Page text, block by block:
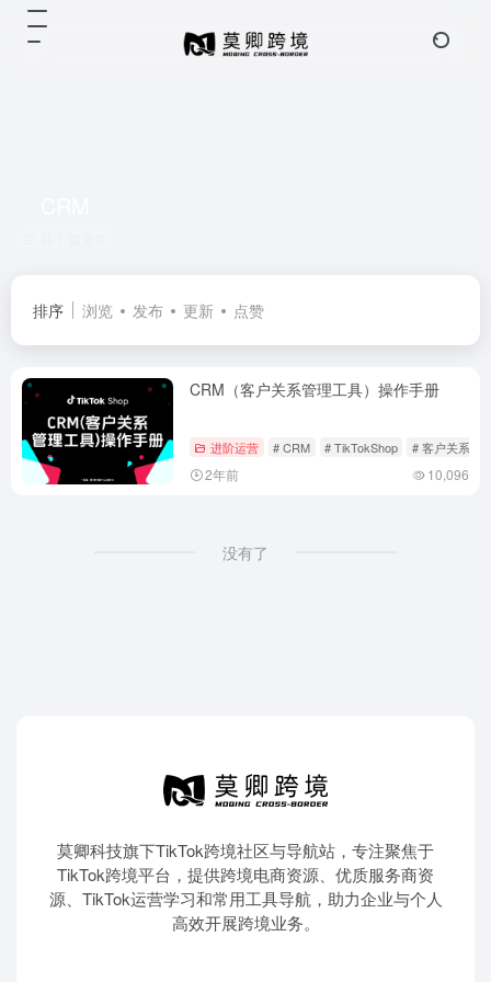
排序 浏览 发布 更新 点赞
CRM（客户关系管理工具）操作手册
进阶运营 # CRM # TikTokShop # 客户关系管
2年前 10,096
没有了
莫卿科技旗下TikTok跨境社区与导航站，专注聚焦于
TikTok跨境平台，提供跨境电商资源、优质服务商资
源、TikTok运营学习和常用工具导航，助力企业与个人
高效开展跨境业务。